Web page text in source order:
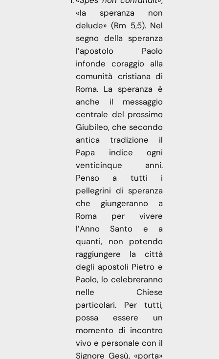
«la speranza non
delude» (Rm 5,5). Nel
segno della speranza
l’apostolo Paolo
infonde coraggio alla
comunità cristiana di
Roma. La speranza è
anche il messaggio
centrale del prossimo
Giubileo, che secondo
antica tradizione il
Papa indice ogni
venticinque anni.
Penso a tutti i
pellegrini di speranza
che giungeranno a
Roma per vivere
l’Anno Santo e a
quanti, non potendo
raggiungere la città
degli apostoli Pietro e
Paolo, lo celebreranno
nelle Chiese
particolari. Per tutti,
possa essere un
momento di incontro
vivo e personale con il
Signore Gesù, «porta»